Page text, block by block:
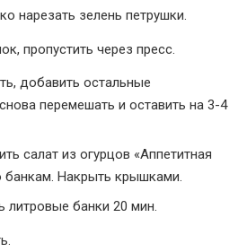
нарезать зелень петрушки.
пропустить через пресс.
добавить остальные
перемешать и оставить на 3-4
салат из огурцов «Аппетитная
банкам. Накрыть крышками.
литровые банки 20 мин.